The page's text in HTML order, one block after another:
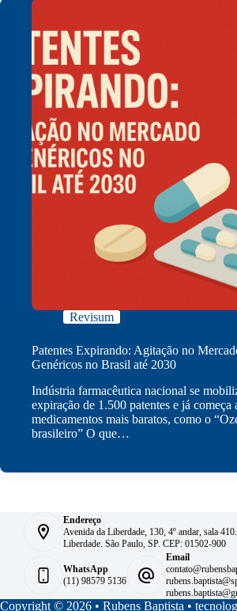
Revisum
Patentes Expirando: Agitação no
Genéricos no Brasil até 2030
Indústria farmacêutica nacional se
expiração de 1.500 patentes e já começa
medicamentos mais baratos, como o
brasileiro” O que…
Endereço
Avenida da Liberdade, 130, 4º andar, sala 410.
Liberdade. São Paulo, SP. CEP: 01502-900
WhatsApp
(11) 98579 5136
Email
Copyright © 2026 • Rubens Baptista •